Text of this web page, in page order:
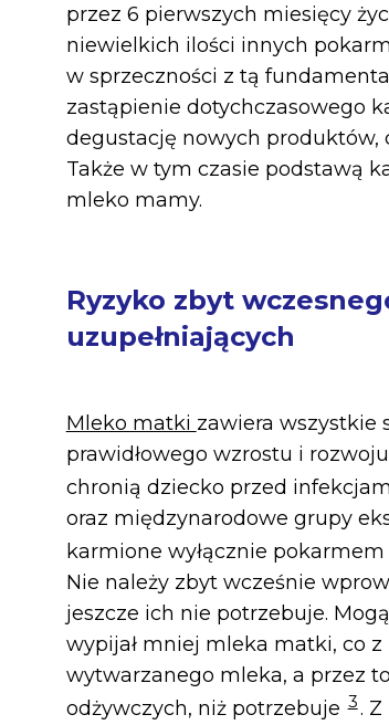
przez 6 pierwszych miesięcy
niewielkich ilości innych
w sprzeczności z tą
zastąpienie dotychczasowego
degustację nowych produktów,
Także w tym czasie podstawą
mleko mamy.
Ryzyko zbyt
uzupełniających
Mleko matki zawiera wszystkie
prawidłowego wzrostu i
chronią dziecko przed
oraz międzynarodowe grupy
karmione wyłącznie
Nie należy zbyt wcześnie
jeszcze ich nie potrzebuje.
wypijał mniej mleka matki, co
wytwarzanego mleka, a przez
odżywczych, niż potrzebuje 3.